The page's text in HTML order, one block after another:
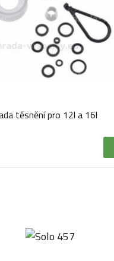
těsnění pro 12l a 16l